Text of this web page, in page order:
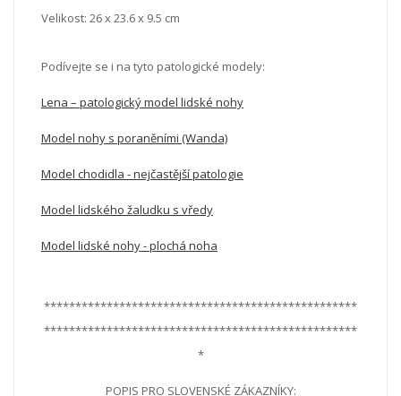
Velikost: 26 x 23.6 x 9.5 cm
Podívejte se i na tyto patologické modely:
Lena – patologický model lidské nohy
Model nohy s poraněními (Wanda)
Model chodidla - nejčastější patologie
Model lidského žaludku s vředy
Model lidské nohy - plochá noha
**************************************************
**************************************************
*
POPIS PRO SLOVENSKÉ ZÁKAZNÍKY: